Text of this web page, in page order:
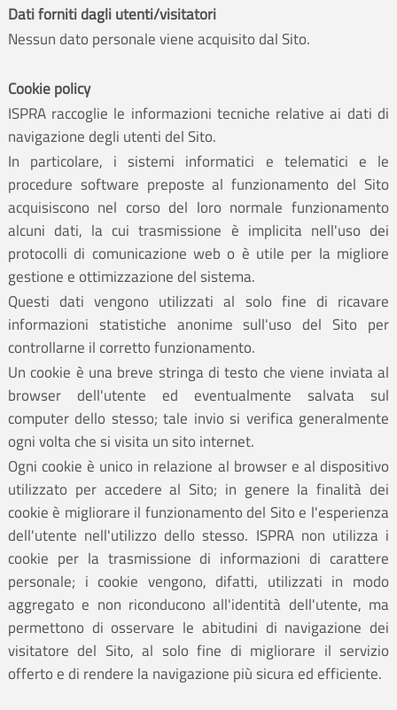
Dati forniti dagli utenti/visitatori
Nessun dato personale viene acquisito dal Sito.
Cookie policy
ISPRA raccoglie le informazioni tecniche relative ai dati di
navigazione degli utenti del Sito.
In particolare, i sistemi informatici e telematici e le
procedure software preposte al funzionamento del Sito
acquisiscono nel corso del loro normale funzionamento
alcuni dati, la cui trasmissione è implicita nell'uso dei
protocolli di comunicazione web o è utile per la migliore
gestione e ottimizzazione del sistema.
Questi dati vengono utilizzati al solo fine di ricavare
informazioni statistiche anonime sull'uso del Sito per
controllarne il corretto funzionamento.
Un cookie è una breve stringa di testo che viene inviata al
browser dell'utente ed eventualmente salvata sul
computer dello stesso; tale invio si verifica generalmente
ogni volta che si visita un sito internet.
Ogni cookie è unico in relazione al browser e al dispositivo
utilizzato per accedere al Sito; in genere la finalità dei
cookie è migliorare il funzionamento del Sito e l'esperienza
dell'utente nell'utilizzo dello stesso. ISPRA non utilizza i
cookie per la trasmissione di informazioni di carattere
personale; i cookie vengono, difatti, utilizzati in modo
aggregato e non riconducono all'identità dell'utente, ma
permettono di osservare le abitudini di navigazione dei
visitatore del Sito, al solo fine di migliorare il servizio
offerto e di rendere la navigazione più sicura ed efficiente.